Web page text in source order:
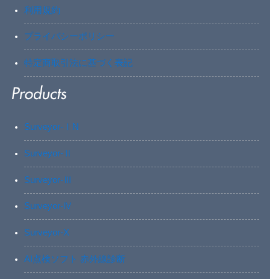
利用規約
プライバシーポリシー
特定商取引法に基づく表記
Surveyor-ⅠN
Surveyor-Ⅱ
Surveyor-Ⅲ
Surveyor-Ⅳ
Surveyor-X
AI点検ソフト 赤外線診断